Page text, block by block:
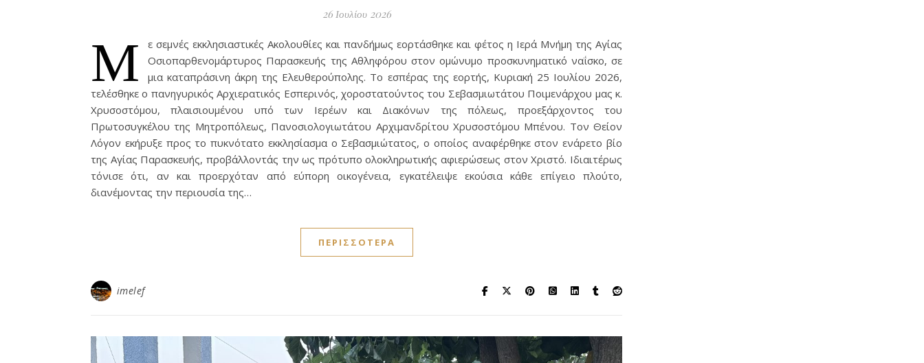
26 Ιουλίου 2026
Μ
ε σεμνές εκκλησιαστικές Ακολουθίες και πανδήμως εορτάσθηκε και φέτος η Ιερά Μνήμη της Αγίας
Οσιοπαρθενομάρτυρος Παρασκευής της Αθληφόρου στον ομώνυμο προσκυνηματικό ναΐσκο, σε
μια καταπράσινη άκρη της Ελευθερούπολης. Το εσπέρας της εορτής, Κυριακή 25 Ιουλίου 2026,
τελέσθηκε ο πανηγυρικός Αρχιερατικός Εσπερινός, χοροστατούντος του Σεβασμιωτάτου Ποιμενάρχου μας κ.
Χρυσοστόμου, πλαισιουμένου υπό των Ιερέων και Διακόνων της πόλεως, προεξάρχοντος του
Πρωτοσυγκέλου της Μητροπόλεως, Πανοσιολογιωτάτου Αρχιμανδρίτου Χρυσοστόμου Μπένου. Τον Θείον
Λόγον εκήρυξε προς το πυκνότατο εκκλησίασμα ο Σεβασμιώτατος, ο οποίος αναφέρθηκε στον ενάρετο βίο
της Αγίας Παρασκευής, προβάλλοντάς την ως πρότυπο ολοκληρωτικής αφιερώσεως στον Χριστό. Ιδιαιτέρως
τόνισε ότι, αν και προερχόταν από εύπορη οικογένεια, εγκατέλειψε εκούσια κάθε επίγειο πλούτο,
διανέμοντας την περιουσία της…
ΠΕΡΙΣΣΌΤΕΡΑ
imelef